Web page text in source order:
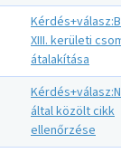
XIII. kerületi
átalakítása
által közölt cikk
ellenőrzése